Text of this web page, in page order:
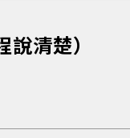
清楚）